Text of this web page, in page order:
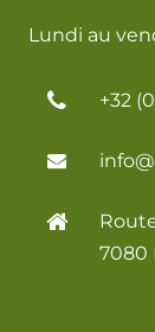
Lundi au
+32
7080